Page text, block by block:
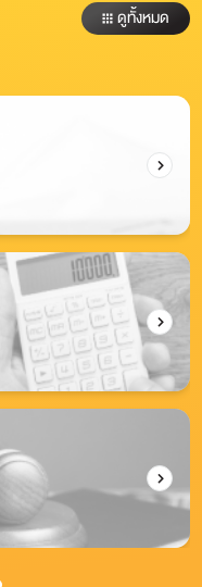
ดูทั้งหมด